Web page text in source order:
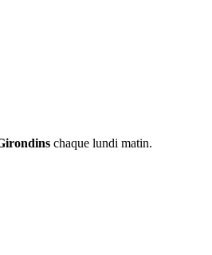
chaque lundi matin.